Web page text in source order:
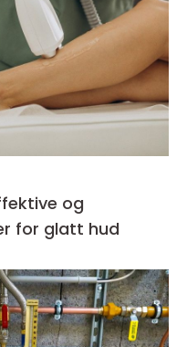
og
for glatt hud